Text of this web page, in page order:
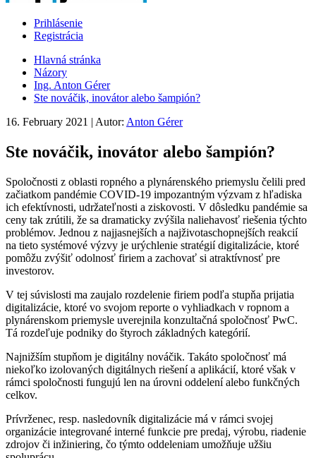
Prihlásenie
Registrácia
Hlavná stránka
Názory
Ing. Anton Gérer
Ste nováčik, inovátor alebo šampión?
16. February 2021 | Autor: Anton Gérer
Ste nováčik, inovátor alebo šampión?
Spoločnosti z oblasti ropného a plynárenského priemyslu čelili pred
začiatkom pandémie COVID-19 impozantným výzvam z hľadiska
ich efektívnosti, udržateľnosti a ziskovosti. V dôsledku pandémie sa
ceny tak zrútili, že sa dramaticky zvýšila naliehavosť riešenia týchto
problémov. Jednou z najjasnejších a najživotaschopnejších reakcií
na tieto systémové výzvy je urýchlenie stratégií digitalizácie, ktoré
pomôžu zvýšiť odolnosť firiem a zachovať si atraktívnosť pre
investorov.
V tej súvislosti ma zaujalo rozdelenie firiem podľa stupňa prijatia
digitalizácie, ktoré vo svojom reporte o vyhliadkach v ropnom a
plynárenskom priemysle uverejnila konzultačná spoločnosť PwC.
Tá rozdeľuje podniky do štyroch základných kategórií.
Najnižším stupňom je digitálny nováčik. Takáto spoločnosť má
niekoľko izolovaných digitálnych riešení a aplikácií, ktoré však v
rámci spoločnosti fungujú len na úrovni oddelení alebo funkčných
celkov.
Prívrženec, resp. nasledovník digitalizácie má v rámci svojej
organizácie integrované interné funkcie pre predaj, výrobu, riadenie
zdrojov či inžiniering, čo týmto oddeleniam umožňuje užšiu